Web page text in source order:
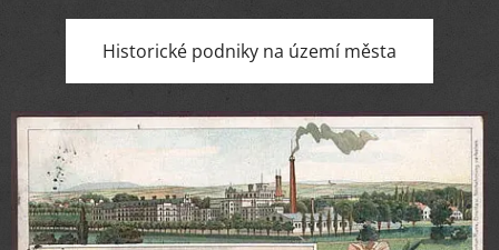
Historické podniky na území města